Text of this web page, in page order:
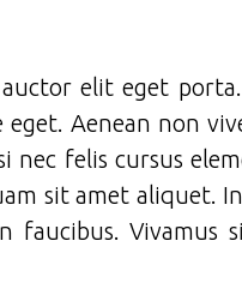
elit eget
Aenean non
nec felis cursus
sit amet aliquet.
faucibus. Vivamus